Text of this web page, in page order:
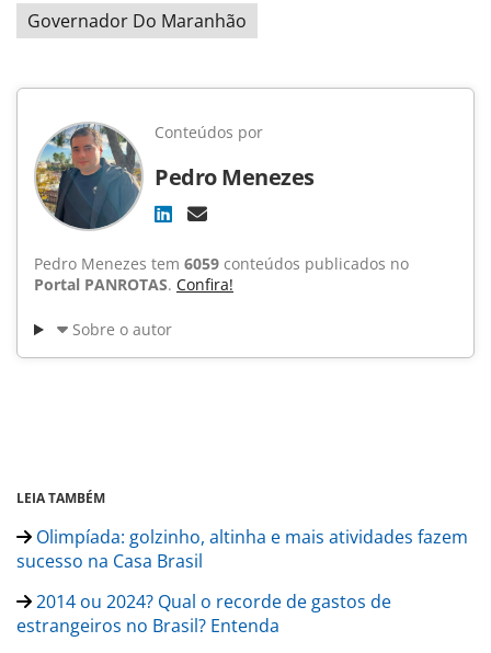
Governador Do Maranhão
Conteúdos por
Pedro Menezes
Pedro Menezes tem 6059 conteúdos publicados no
Portal PANROTAS. Confira!
Sobre o autor
LEIA TAMBÉM
Olimpíada: golzinho, altinha e mais atividades fazem
sucesso na Casa Brasil
2014 ou 2024? Qual o recorde de gastos de
estrangeiros no Brasil? Entenda